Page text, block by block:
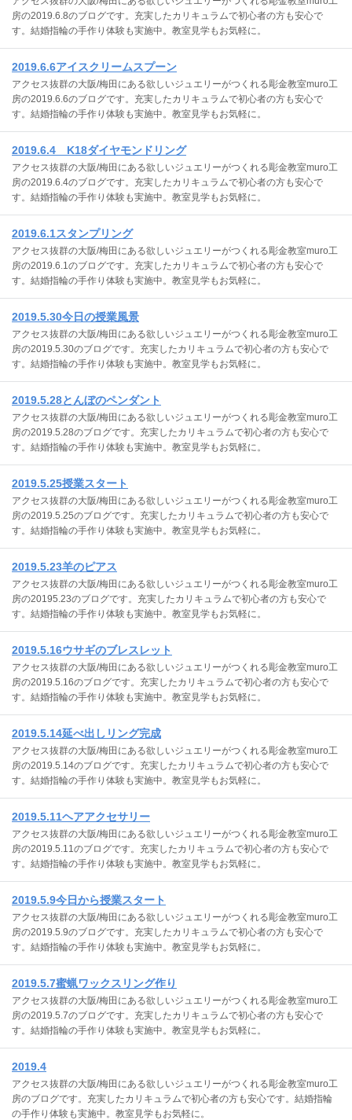
房の2019.6.8のブログです。充実したカリキュラムで初心者の方も安心で
す。結婚指輪の手作り体験も実施中。教室見学もお気軽に。
2019.6.6アイスクリームスプーン
アクセス抜群の大阪/梅田にある欲しいジュエリーがつくれる彫金教室muro工
房の2019.6.6のブログです。充実したカリキュラムで初心者の方も安心で
す。結婚指輪の手作り体験も実施中。教室見学もお気軽に。
2019.6.4 K18ダイヤモンドリング
アクセス抜群の大阪/梅田にある欲しいジュエリーがつくれる彫金教室muro工
房の2019.6.4のブログです。充実したカリキュラムで初心者の方も安心で
す。結婚指輪の手作り体験も実施中。教室見学もお気軽に。
2019.6.1スタンプリング
アクセス抜群の大阪/梅田にある欲しいジュエリーがつくれる彫金教室muro工
房の2019.6.1のブログです。充実したカリキュラムで初心者の方も安心で
す。結婚指輪の手作り体験も実施中。教室見学もお気軽に。
2019.5.30今日の授業風景
アクセス抜群の大阪/梅田にある欲しいジュエリーがつくれる彫金教室muro工
房の2019.5.30のブログです。充実したカリキュラムで初心者の方も安心で
す。結婚指輪の手作り体験も実施中。教室見学もお気軽に。
2019.5.28とんぼのペンダント
アクセス抜群の大阪/梅田にある欲しいジュエリーがつくれる彫金教室muro工
房の2019.5.28のブログです。充実したカリキュラムで初心者の方も安心で
す。結婚指輪の手作り体験も実施中。教室見学もお気軽に。
2019.5.25授業スタート
アクセス抜群の大阪/梅田にある欲しいジュエリーがつくれる彫金教室muro工
房の2019.5.25のブログです。充実したカリキュラムで初心者の方も安心で
す。結婚指輪の手作り体験も実施中。教室見学もお気軽に。
2019.5.23羊のピアス
アクセス抜群の大阪/梅田にある欲しいジュエリーがつくれる彫金教室muro工
房の20195.23のブログです。充実したカリキュラムで初心者の方も安心で
す。結婚指輪の手作り体験も実施中。教室見学もお気軽に。
2019.5.16ウサギのブレスレット
アクセス抜群の大阪/梅田にある欲しいジュエリーがつくれる彫金教室muro工
房の2019.5.16のブログです。充実したカリキュラムで初心者の方も安心で
す。結婚指輪の手作り体験も実施中。教室見学もお気軽に。
2019.5.14延べ出しリング完成
アクセス抜群の大阪/梅田にある欲しいジュエリーがつくれる彫金教室muro工
房の2019.5.14のブログです。充実したカリキュラムで初心者の方も安心で
す。結婚指輪の手作り体験も実施中。教室見学もお気軽に。
2019.5.11ヘアアクセサリー
アクセス抜群の大阪/梅田にある欲しいジュエリーがつくれる彫金教室muro工
房の2019.5.11のブログです。充実したカリキュラムで初心者の方も安心で
す。結婚指輪の手作り体験も実施中。教室見学もお気軽に。
2019.5.9今日から授業スタート
アクセス抜群の大阪/梅田にある欲しいジュエリーがつくれる彫金教室muro工
房の2019.5.9のブログです。充実したカリキュラムで初心者の方も安心で
す。結婚指輪の手作り体験も実施中。教室見学もお気軽に。
2019.5.7蜜蝋ワックスリング作り
アクセス抜群の大阪/梅田にある欲しいジュエリーがつくれる彫金教室muro工
房の2019.5.7のブログです。充実したカリキュラムで初心者の方も安心で
す。結婚指輪の手作り体験も実施中。教室見学もお気軽に。
2019.4
アクセス抜群の大阪/梅田にある欲しいジュエリーがつくれる彫金教室muro工
房のブログです。充実したカリキュラムで初心者の方も安心です。結婚指輪
の手作り体験も実施中。教室見学もお気軽に。